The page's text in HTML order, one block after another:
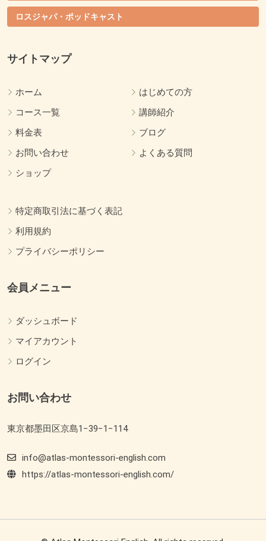
ロスジャパ・ポッドキャスト
サイトマップ
ホーム
はじめての方
コース一覧
講師紹介
料金表
ブログ
お問い合わせ
よくある質問
ショップ
特定商取引法に基づく表記
利用規約
プライバシーポリシー
会員メニュー
ダッシュボード
マイアカウント
ログイン
お問い合わせ
東京都墨田区京島1−39−1−114
info@atlas-montessori-english.com
https://atlas-montessori-english.com/